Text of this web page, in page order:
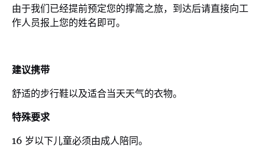
由于我们已经提前预定您的撑篙之旅，到达后请直接向工
作人员报上您的姓名即可。
建议携带
舒适的步行鞋以及适合当天天气的衣物。
特殊要求
16 岁以下儿童必须由成人陪同。